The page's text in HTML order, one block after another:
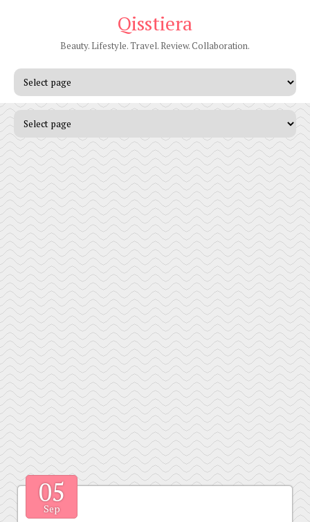
Qisstiera
Beauty. Lifestyle. Travel. Review. Collaboration.
05
Sep